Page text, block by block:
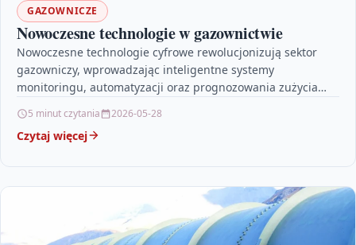
GAZOWNICZE
Nowoczesne technologie w gazownictwie
Nowoczesne technologie cyfrowe rewolucjonizują sektor
gazowniczy, wprowadzając inteligentne systemy
monitoringu, automatyzacji oraz prognozowania zużycia
bliźniaki czy…
5 minut czytania 2026-05-28
Czytaj więcej